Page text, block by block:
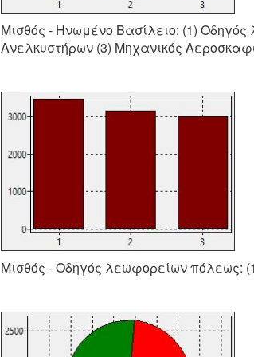
Μισθός - Ηνωμένο Βασίλειο: (1)
Ανελκυστήρων (3) Μηχανικός
Μισθός - Οδηγός λεωφορείων πόλεως: